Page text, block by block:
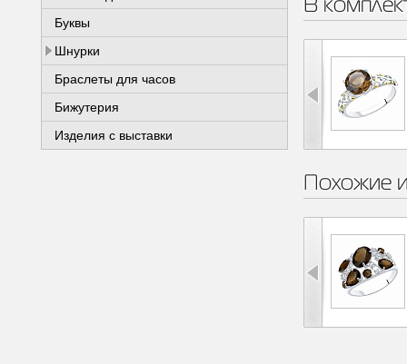
Буквы
Шнурки
Браслеты для часов
Бижутерия
Изделия с выставки
Похожие